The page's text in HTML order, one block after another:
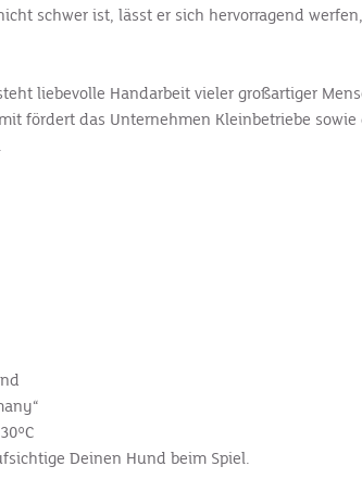
schwer ist, lässt er sich hervorragend
liebevolle Handarbeit vieler großartiger
fördert das Unternehmen Kleinbetriebe
Deinen Hund beim Spiel.